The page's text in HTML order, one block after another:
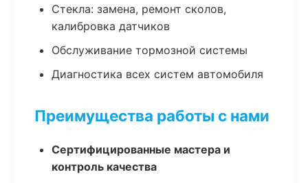
Стекла: замена, ремонт сколов,
калибровка датчиков
Обслуживание тормозной системы
Диагностика всех систем автомобиля
Преимущества работы с нами
Сертифицированные мастера и
контроль качества